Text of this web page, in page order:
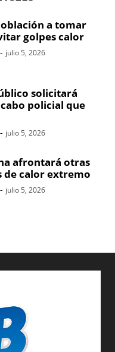
a tomar
golpes calor
- julio 5, 2026
solicitará
policial que
- julio 5, 2026
afrontará otras
de calor extremo
- julio 5, 2026